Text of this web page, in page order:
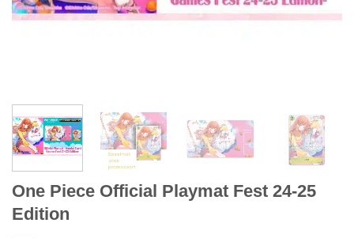
One Piece Official Playmat Fest 24-25
Edition